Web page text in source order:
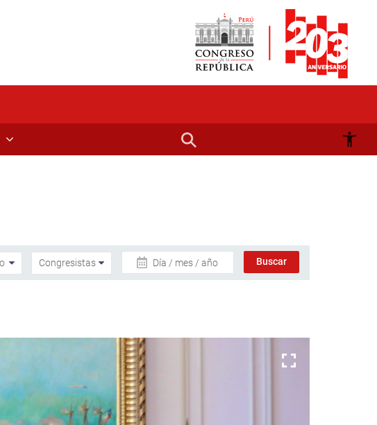
Día / mes / año